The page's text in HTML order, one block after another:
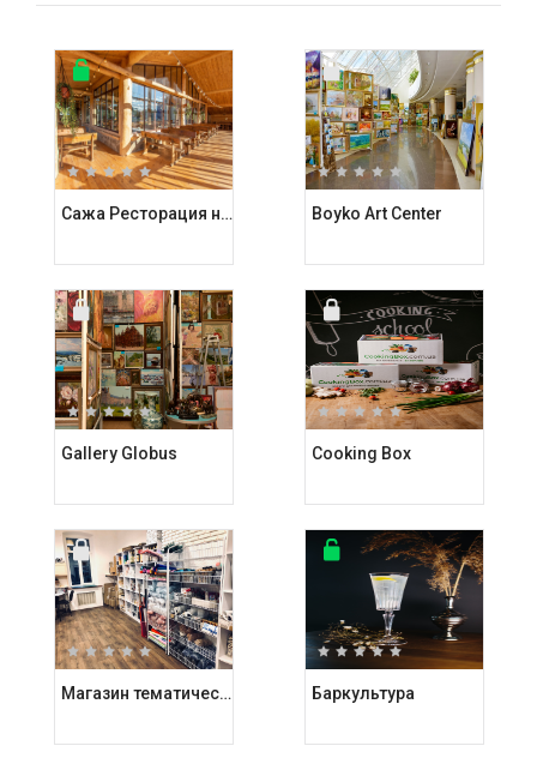
Сажа Ресторация на углях Boyko Art Center
Gallery Globus Cooking Box
Магазин тематических подарков Kashalot Баркультура